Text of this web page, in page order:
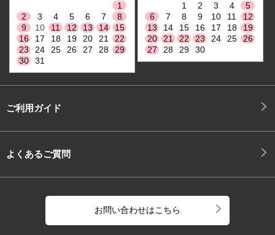
1
2
3 4 5 6 7
8
9
10 11 12 13 14
15
16
17 18 19 20 21
22
23
24 25 26 27 28
29
30
31
1
2 3 4
5
6
7 8 9 10 11
12
13
14 15 16 17 18
19
20
21 22 23 24 25
26
27
28 29 30
ご利用ガイド
よくあるご質問
お問い合わせはこちら